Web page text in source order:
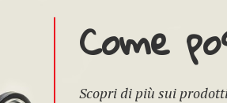
Come
Scopri di più sui